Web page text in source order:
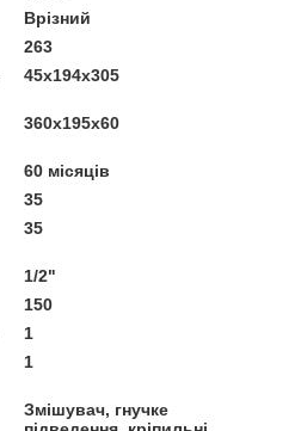
Врізний
263
45х194х305
360х195х60
60 місяців
35
35
1/2"
150
1
1
Змішувач, гнучке